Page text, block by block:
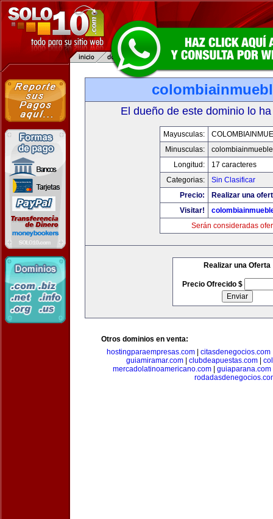
El dueño de este dominio lo
Mayusculas:
Minusculas:
Longitud:
17 caracteres
Categorias:
Sin Clasificar
Precio:
Realizar una
Visitar!
Serán consideradas
Realizar una Oferta
Precio Ofrecido $
Otros dominios en venta:
hostingparaempresas.com| citasdenegocios.com
guiamiramar.com
clubdeapuestas.com
mercadolatinoamericano.com| guiaparana.com